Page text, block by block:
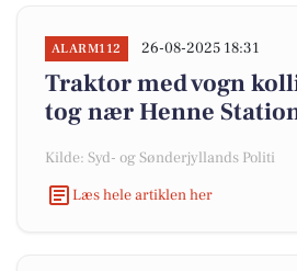
ALARM112 26-08-2025 18:31
Traktor med vogn
tog nær Henne
Kilde: Syd- og Sønderjyllands Politi
Læs hele artiklen her